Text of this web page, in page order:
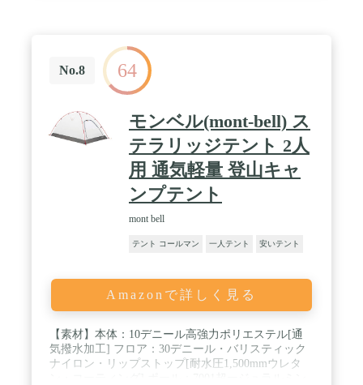
す。入り口は風を通して空気を通して、ネットが破
れにくく、蚊が入るのを防ぎます。 / ✬附属品：ガ
イライン*5 テントペグ*10 アップグレード版はエ
マージェンシーブランケットとポールが付属してお
りません、ご注意ください。使用中に何かお気付き
点やお問い合わせがございましたら、お気軽に弊社
までご連絡ください。
No.8 64
モンベル(mont-bell) ス
テラリッジテント 2人
用 通気軽量 登山キャ
ンプテント
mont bell
テント コールマン 一人テント 安いテント
Amazonで詳しく見る
【素材】本体：10デニール高強力ポリエステル[通
気撥水加工] フロア：30デニール・バリスティック
ナイロン・リップストップ[耐水圧1,500mmウレタ